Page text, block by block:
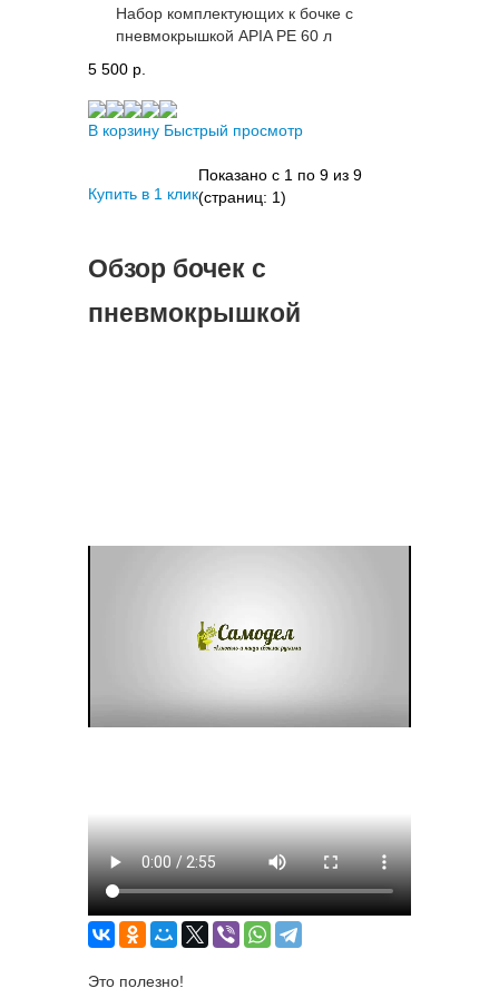
Набор комплектующих к бочке с
пневмокрышкой APIA PE 60 л
5 500 p.
В корзину Быстрый просмотр
Купить в 1 клик
Показано с 1 по 9 из 9
(страниц: 1)
Обзор бочек с
пневмокрышкой
Это полезно!